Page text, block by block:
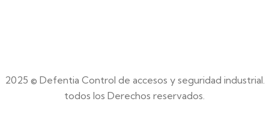
2025 © Defentia Control de accesos y seguridad industrial.
todos los Derechos reservados.